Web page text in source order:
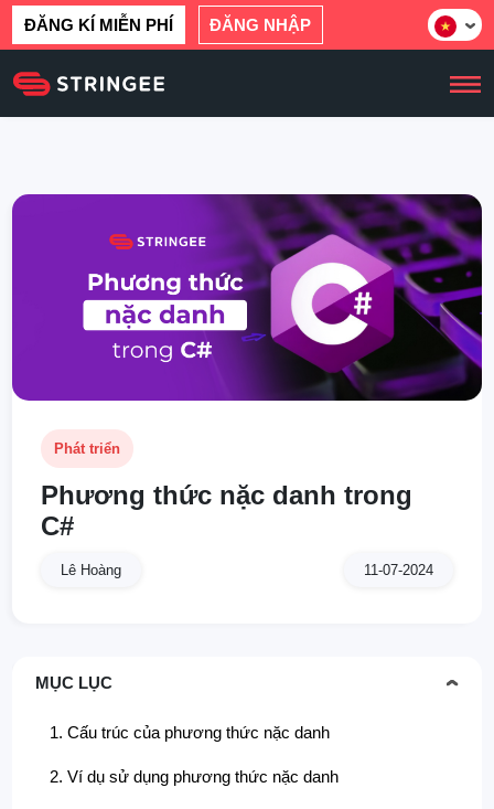
ĐĂNG KÍ MIỄN PHÍ ĐĂNG NHẬP
Phát triển
Phương thức nặc danh trong
C#
Lê Hoàng 11-07-2024
MỤC LỤC
1. Cấu trúc của phương thức nặc danh
2. Ví dụ sử dụng phương thức nặc danh